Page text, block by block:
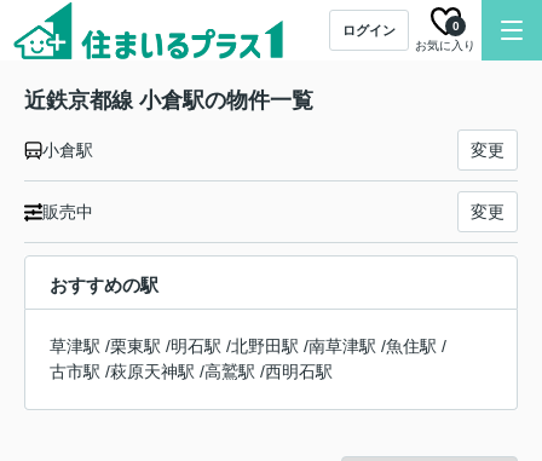
ログイン
お気に入り
0
近鉄京都線 小倉駅の物件一覧
小倉駅 変更
販売中 変更
おすすめの駅
草津駅 /栗東駅 /明石駅 /北野田駅 /南草津駅 /魚住駅 /
古市駅 /萩原天神駅 /高鷲駅 /西明石駅